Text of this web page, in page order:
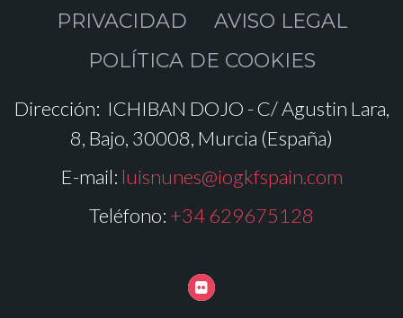
PRIVACIDAD
AVISO LEGAL
POLÍTICA DE COOKIES
Dirección: ICHIBAN DOJO - C/ Agustin Lara,
8, Bajo, 30008, Murcia (España)
E-mail: luisnunes@iogkfspain.com
Teléfono: +34 629675128